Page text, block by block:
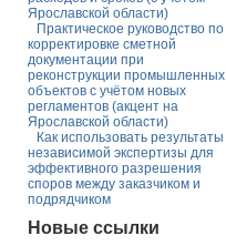
Ярославской области)
Практическое руководство по
корректировке сметной
документации при
реконструкции промышленных
объектов с учётом новых
регламентов (акцент на
Ярославской области)
Как использовать результаты
независимой экспертизы для
эффективного разрешения
споров между заказчиком и
подрядчиком
Новые ссылки